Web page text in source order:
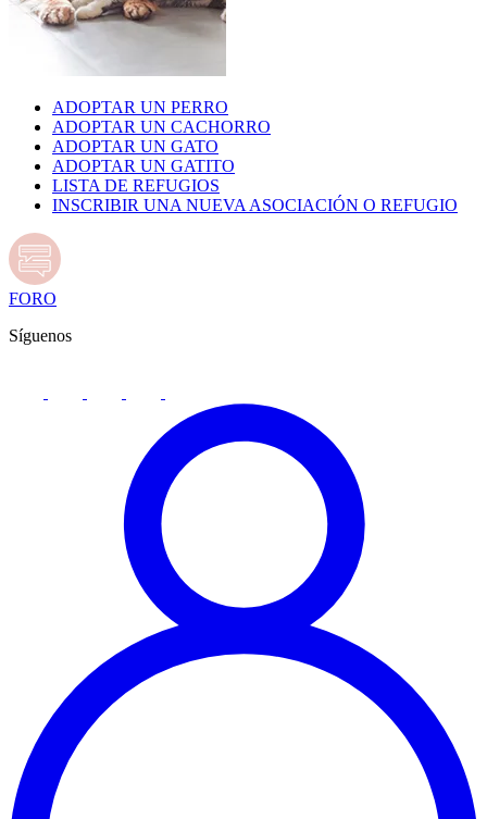
ADOPTAR UN PERRO
ADOPTAR UN CACHORRO
ADOPTAR UN GATO
ADOPTAR UN GATITO
LISTA DE REFUGIOS
INSCRIBIR UNA NUEVA ASOCIACIÓN O REFUGIO
FORO
Síguenos